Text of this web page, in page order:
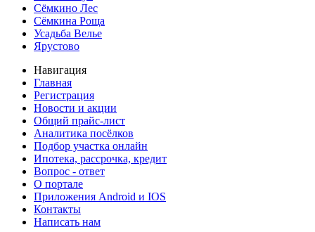
Сёмкино Лес
Сёмкина Роща
Усадьба Велье
Ярустово
Навигация
Главная
Регистрация
Новости и акции
Общий прайс-лист
Аналитика посёлков
Подбор участка онлайн
Ипотека, рассрочка, кредит
Вопрос - ответ
О портале
Приложения Android и IOS
Контакты
Написать нам